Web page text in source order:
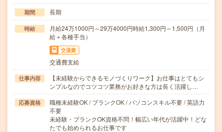
期間 長期
時給
月給24万1000円～29万4000円時給1,300円～1,500円（月
給＋各種手当）
交通費
交通費支給
仕事内容
【未経験からできるモノづくりワーク】お仕事はとてもシ
ンプルなのでコツコツ業務がお好きな方は長く活躍し…
応募資格
職種未経験OK / ブランクOK / パソコンスキル不要 / 英語力
不要
未経験・ブランクOK資格不問！幅広い年代が活躍中！どな
たでも始められるお仕事です